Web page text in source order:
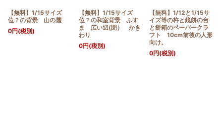
【無料】1/15サイズ
位？の背景 山の麓
0円(税別)
【無料】1/15サイズ
位？の和室背景 ふす
ま 広い辺(閉） かき
わり
0円(税別)
【無料】1/12と1/15サ
イズ等の杵と鏡餅の台
と餅箱のペーパークラ
フト 10cm前後の人形
向け。
0円(税別)